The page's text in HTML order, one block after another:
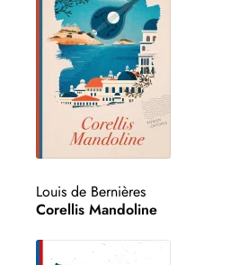
Louis de Bernières
Corellis Mandoline